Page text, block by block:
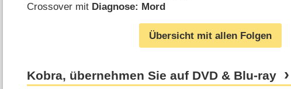
Crossover mit Diagnose: Mord
Übersicht mit allen Folgen
Kobra, übernehmen Sie auf DVD & Blu-ray